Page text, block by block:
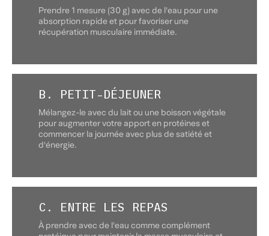
Prendre 1 mesure (30 g) avec de l'eau pour une
absorption rapide et pour favoriser une
récupération musculaire immédiate.
B. PETIT-DÉJEUNER
Mélangez-le avec du lait ou une boisson végétale
pour augmenter votre apport en protéines et
commencer la journée avec plus de satiété et
d'énergie.
C. ENTRE LES REPAS
À prendre avec de l'eau comme complément